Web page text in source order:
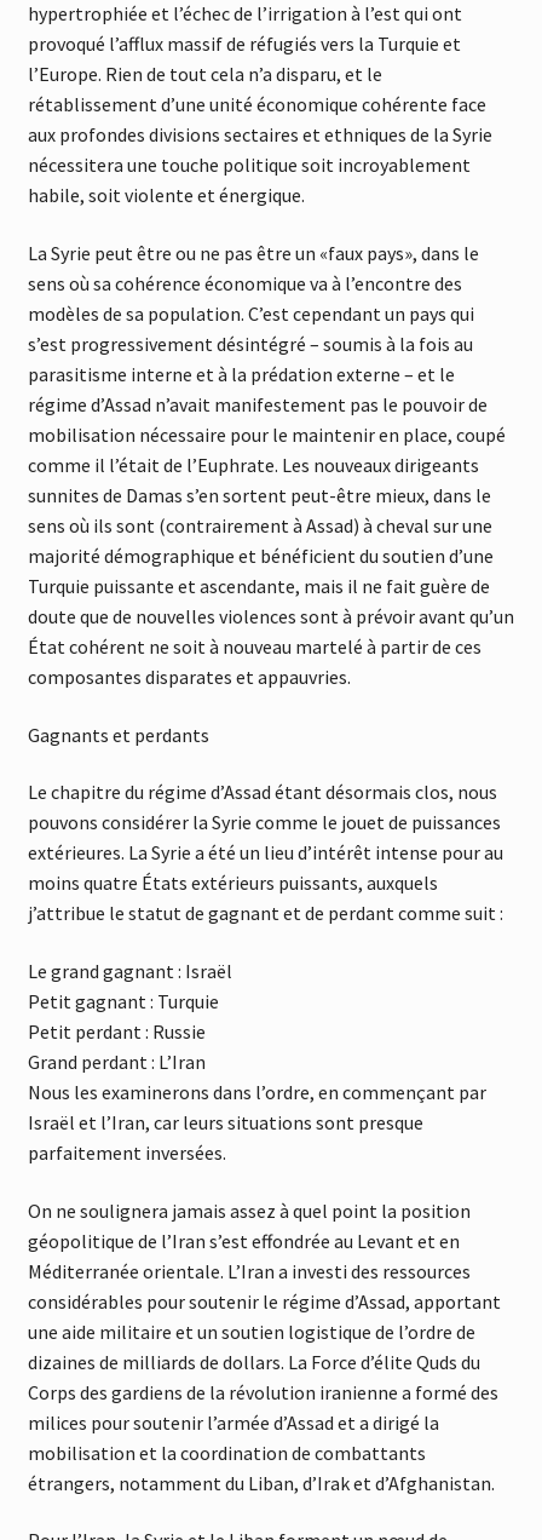
hypertrophiée et l’échec de l’irrigation à l’est qui ont
provoqué l’afflux massif de réfugiés vers la Turquie et
l’Europe. Rien de tout cela n’a disparu, et le
rétablissement d’une unité économique cohérente face
aux profondes divisions sectaires et ethniques de la Syrie
nécessitera une touche politique soit incroyablement
habile, soit violente et énergique.
La Syrie peut être ou ne pas être un «faux pays», dans le
sens où sa cohérence économique va à l’encontre des
modèles de sa population. C’est cependant un pays qui
s’est progressivement désintégré – soumis à la fois au
parasitisme interne et à la prédation externe – et le
régime d’Assad n’avait manifestement pas le pouvoir de
mobilisation nécessaire pour le maintenir en place, coupé
comme il l’était de l’Euphrate. Les nouveaux dirigeants
sunnites de Damas s’en sortent peut-être mieux, dans le
sens où ils sont (contrairement à Assad) à cheval sur une
majorité démographique et bénéficient du soutien d’une
Turquie puissante et ascendante, mais il ne fait guère de
doute que de nouvelles violences sont à prévoir avant qu’un
État cohérent ne soit à nouveau martelé à partir de ces
composantes disparates et appauvries.
Gagnants et perdants
Le chapitre du régime d’Assad étant désormais clos, nous
pouvons considérer la Syrie comme le jouet de puissances
extérieures. La Syrie a été un lieu d’intérêt intense pour au
moins quatre États extérieurs puissants, auxquels
j’attribue le statut de gagnant et de perdant comme suit :
Le grand gagnant : Israël
Petit gagnant : Turquie
Petit perdant : Russie
Grand perdant : L’Iran
Nous les examinerons dans l’ordre, en commençant par
Israël et l’Iran, car leurs situations sont presque
parfaitement inversées.
On ne soulignera jamais assez à quel point la position
géopolitique de l’Iran s’est effondrée au Levant et en
Méditerranée orientale. L’Iran a investi des ressources
considérables pour soutenir le régime d’Assad, apportant
une aide militaire et un soutien logistique de l’ordre de
dizaines de milliards de dollars. La Force d’élite Quds du
Corps des gardiens de la révolution iranienne a formé des
milices pour soutenir l’armée d’Assad et a dirigé la
mobilisation et la coordination de combattants
étrangers, notamment du Liban, d’Irak et d’Afghanistan.